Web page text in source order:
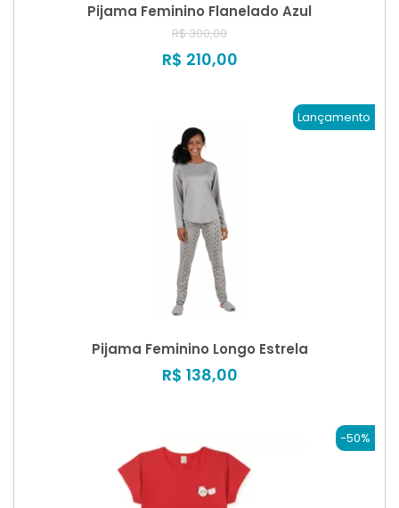
Pijama Feminino Flanelado Azul
R$ 300,00
R$ 210,00
Lançamento
Pijama Feminino Longo Estrela
R$ 138,00
-50%